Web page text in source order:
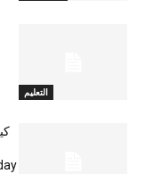
التعليم